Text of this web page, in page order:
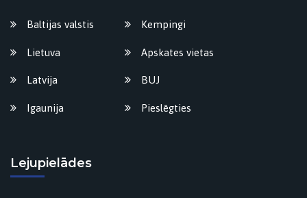
Baltijas valstis
Lietuva
Latvija
Igaunija
Kempingi
Apskates vietas
BUJ
Pieslēgties
Lejupielādes